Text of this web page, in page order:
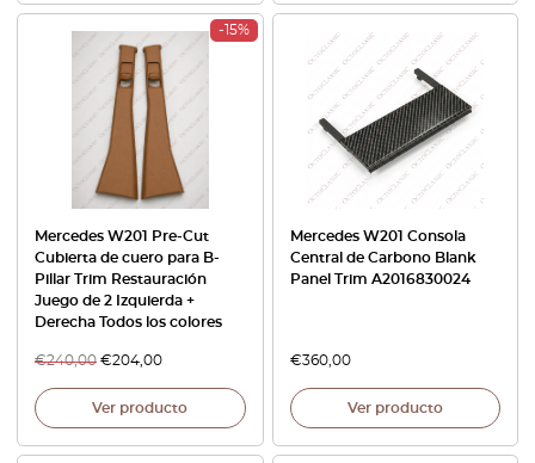
-15%
Mercedes W201 Pre-Cut
Cubierta de cuero para B-
Pillar Trim Restauración
Juego de 2 Izquierda +
Derecha Todos los colores
€240,00 €204,00
Ver producto
Mercedes W201 Consola
Central de Carbono Blank
Panel Trim A2016830024
€360,00
Ver producto